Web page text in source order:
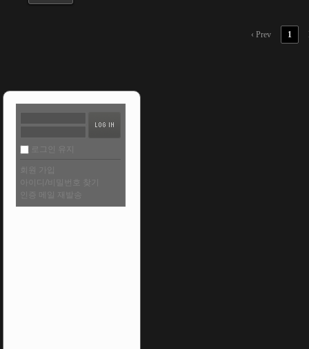
‹ Prev 1
로그인 유지
회원 가입
아이디/비밀번호 찾기
인증 메일 재발송